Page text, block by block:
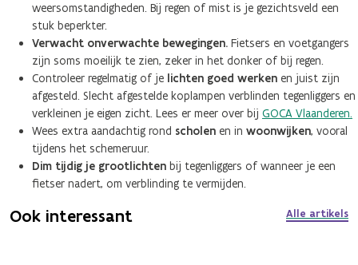
weersomstandigheden. Bij regen of mist is je gezichtsveld een
stuk beperkter.
Verwacht onverwachte bewegingen. Fietsers en voetgangers
zijn soms moeilijk te zien, zeker in het donker of bij regen.
Controleer regelmatig of je lichten goed werken en juist zijn
afgesteld. Slecht afgestelde koplampen verblinden tegenliggers en
verkleinen je eigen zicht. Lees er meer over bij GOCA Vlaanderen.
Wees extra aandachtig rond scholen en in woonwijken, vooral
tijdens het schemeruur.
Dim tijdig je grootlichten bij tegenliggers of wanneer je een
fietser nadert, om verblinding te vermijden.
Ook interessant Alle artikels